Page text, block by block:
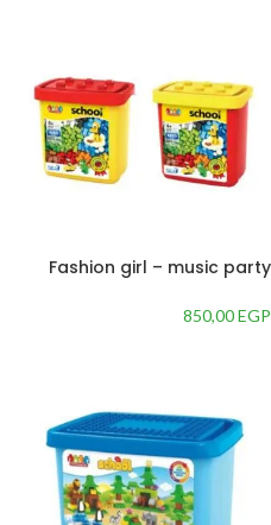
Fashion girl – music party
850,00EGP